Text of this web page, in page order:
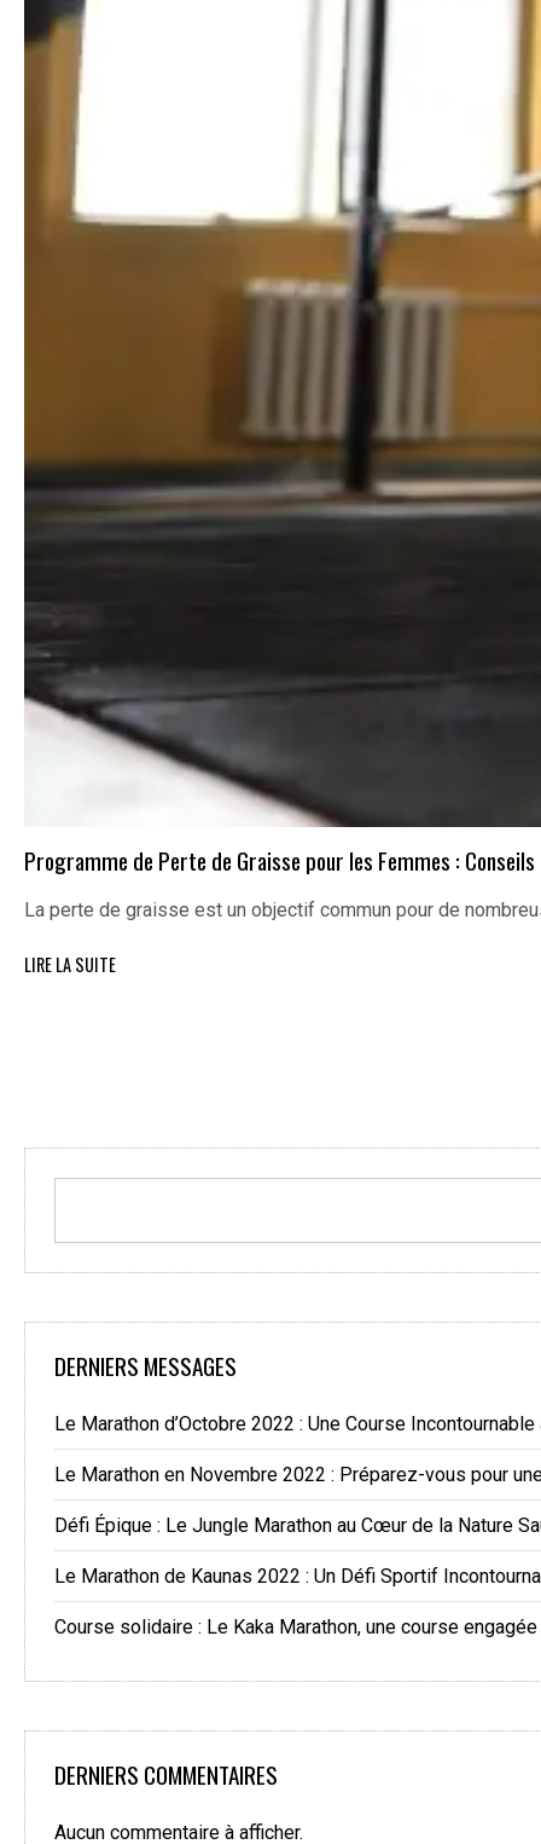
Programme de Perte de Graisse pour les Femmes :
La perte de graisse est un objectif commun pour de
LIRE LA SUITE
DERNIERS MESSAGES
Le Marathon d’Octobre 2022 : Une Course
Le Marathon en Novembre 2022 : Préparez-vous pour
Défi Épique : Le Jungle Marathon au Cœur de la Nature
Le Marathon de Kaunas 2022 : Un Défi Sportif
Course solidaire : Le Kaka Marathon, une course
DERNIERS COMMENTAIRES
Aucun commentaire à afficher.